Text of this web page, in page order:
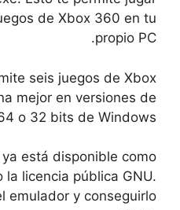
juegos de Xbox 360 en tu
propio PC.
admite seis juegos de Xbox
mejor en versiones de
64 o 32 bits de Windows.
ya está disponible como
la licencia pública GNU.
el emulador y conseguirlo